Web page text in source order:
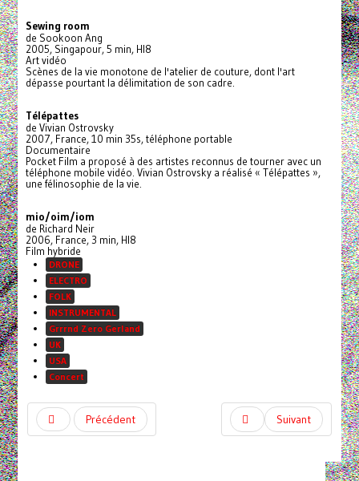
Sewing room
de Sookoon Ang
2005, Singapour, 5 min, HI8
Art vidéo
Scènes de la vie monotone de l'atelier de couture, dont l'art
dépasse pourtant la délimitation de son cadre.
Télépattes
de Vivian Ostrovsky
2007, France, 10 min 35s, téléphone portable
Documentaire
Pocket Film a proposé à des artistes reconnus de tourner avec un
téléphone mobile vidéo. Vivian Ostrovsky a réalisé « Télépattes »,
une félinosophie de la vie.
mio/oim/iom
de Richard Neir
2006, France, 3 min, HI8
Film hybride
DRONE
ELECTRO
FOLK
INSTRUMENTAL
Grrrnd Zero Gerland
UK
USA
Concert
Précédent Suivant